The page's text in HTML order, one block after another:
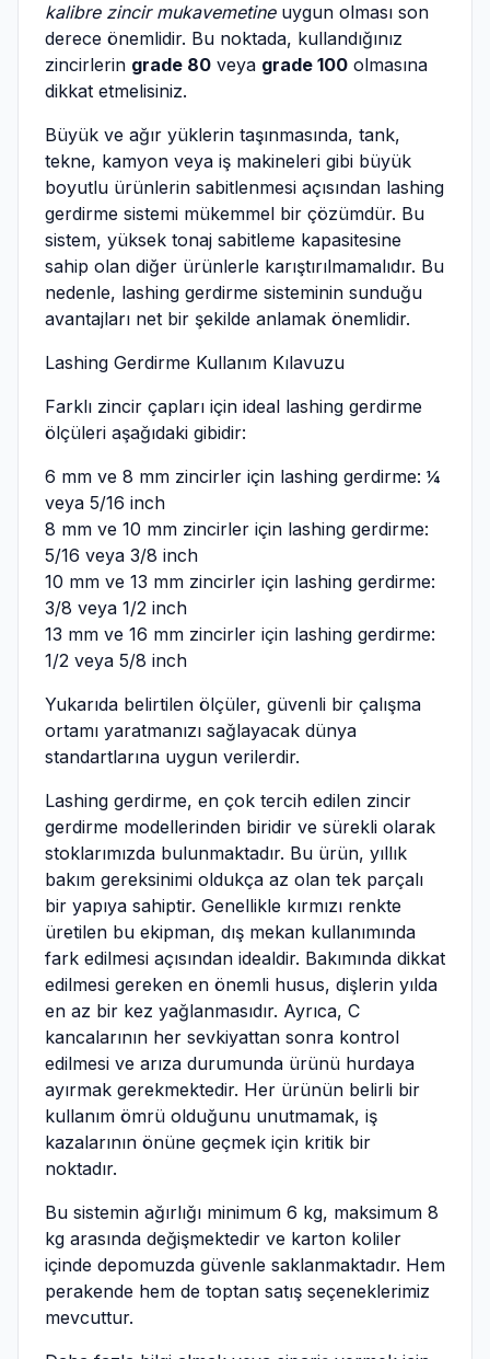
kalibre zincir mukavemetineuygun olması son
derece önemlidir. Bu noktada, kullandığınız
zincirlerin grade 80 veya grade 100 olmasına
dikkat etmelisiniz.
Büyük ve ağır yüklerin taşınmasında, tank,
tekne, kamyon veya iş makineleri gibi büyük
boyutlu ürünlerin sabitlenmesi açısından lashing
gerdirme sistemi mükemmel bir çözümdür. Bu
sistem, yüksek tonaj sabitleme kapasitesine
sahip olan diğer ürünlerle karıştırılmamalıdır. Bu
nedenle, lashing gerdirme sisteminin sunduğu
avantajları net bir şekilde anlamak önemlidir.
Lashing Gerdirme Kullanım Kılavuzu
Farklı zincir çapları için ideal lashing gerdirme
ölçüleri aşağıdaki gibidir:
6 mm ve 8 mm zincirler için lashing gerdirme: ¼
veya 5/16 inch
8 mm ve 10 mm zincirler için lashing gerdirme:
5/16 veya 3/8 inch
10 mm ve 13 mm zincirler için lashing gerdirme:
3/8 veya 1/2 inch
13 mm ve 16 mm zincirler için lashing gerdirme:
1/2 veya 5/8 inch
Yukarıda belirtilen ölçüler, güvenli bir çalışma
ortamı yaratmanızı sağlayacak dünya
standartlarına uygun verilerdir.
Lashing gerdirme, en çok tercih edilen zincir
gerdirme modellerinden biridir ve sürekli olarak
stoklarımızda bulunmaktadır. Bu ürün, yıllık
bakım gereksinimi oldukça az olan tek parçalı
bir yapıya sahiptir. Genellikle kırmızı renkte
üretilen bu ekipman, dış mekan kullanımında
fark edilmesi açısından idealdir. Bakımında dikkat
edilmesi gereken en önemli husus, dişlerin yılda
en az bir kez yağlanmasıdır. Ayrıca, C
kancalarının her sevkiyattan sonra kontrol
edilmesi ve arıza durumunda ürünü hurdaya
ayırmak gerekmektedir. Her ürünün belirli bir
kullanım ömrü olduğunu unutmamak, iş
kazalarının önüne geçmek için kritik bir
noktadır.
Bu sistemin ağırlığı minimum 6 kg, maksimum 8
kg arasında değişmektedir ve karton koliler
içinde depomuzda güvenle saklanmaktadır. Hem
perakende hem de toptan satış seçeneklerimiz
mevcuttur.